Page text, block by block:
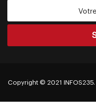
Copyright © 2021 INFOS235.